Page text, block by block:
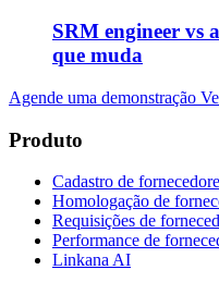
SRM engineer vs
que muda
Agende uma demonstração
Produto
Cadastro de
Homologação de
Requisições de
Performance de
Linkana AI